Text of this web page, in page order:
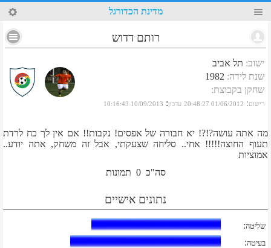
40 מדינת הכדורגל
רותם דדוש
ישוב: תל אביב
שנת לידה:
1982
שחקן בקבוצת:
רישום:
01/06/2012 20:48:27 עדכון:
10/09/2013 10:16:43
מה אתה עושה?!?! יא חבורה של אפסים! נקבות!! אם אין לך כח לרדת
תעוף החוצה!!!!! אחי.. סליחה שצעקתי, אבל זה משחק, אתה יודע..
אמוציות
סה"כ 0 תמונות
נתונים אישיים
שליטה:
בעיטה: